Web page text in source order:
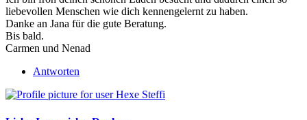
liebevollen Menschen wie dich kennengelernt zu haben.
Danke an Jana für die gute Beratung.
Bis bald.
Carmen und Nenad
Antworten